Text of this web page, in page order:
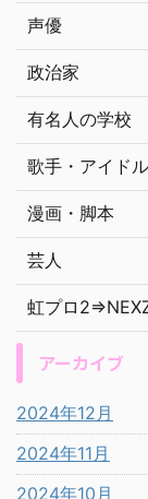
声優
政治家
有名人の学校
歌手・アイドル
漫画・脚本
芸人
虹プロ
アーカイブ
2024年12月
2024年11月
2024年10月